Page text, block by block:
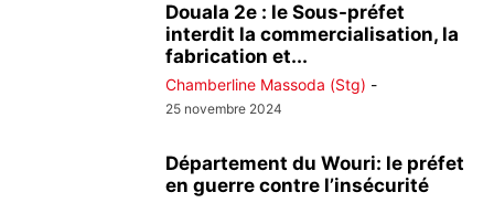
Douala 2e : le Sous-préfet
interdit la commercialisation, la
fabrication et...
Chamberline Massoda (Stg) -
25 novembre 2024
Département du Wouri: le préfet
en guerre contre l’insécurité